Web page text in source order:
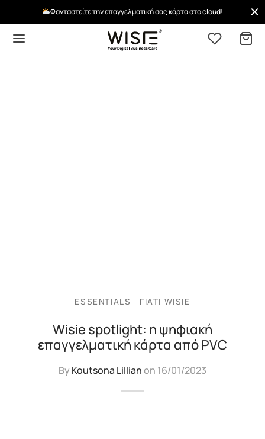
Φανταστείτε την επαγγελματική σας κάρτα στο cloud!
ESSENTIALS ΓΙΑΤΊ WISIE
Wisie spotlight: η ψηφιακή
επαγγελματική κάρτα από PVC
By Koutsona Lillianon 16/01/2023